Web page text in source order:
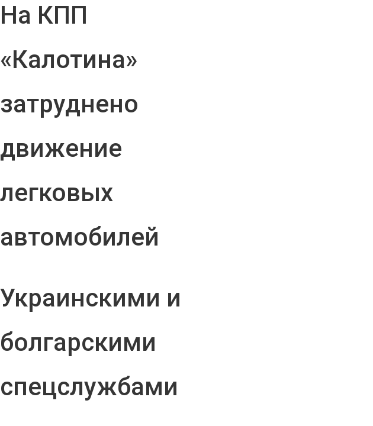
На КПП
«Калотина»
затруднено
движение
легковых
автомобилей
Украинскими и
болгарскими
спецслужбами